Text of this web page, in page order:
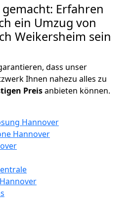
Erfahren
ein Umzug von
Weikersheim sein
dass unser
Ihnen nahezu alles zu
Preisanbieten können.
Hannover
Hannover